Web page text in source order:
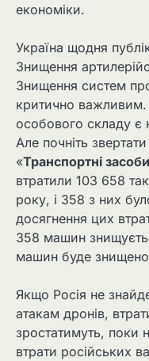
економіки.
Україна щодня
Знищення
Знищення систем
критично важливим.
особового складу є
Але почніть
«Транспортні
втратили 103 658
року, і 358 з них
досягнення цих
358 машин
машин буде знищено
Якщо Росія не
атакам дронів,
зростатимуть, поки
втрати російських